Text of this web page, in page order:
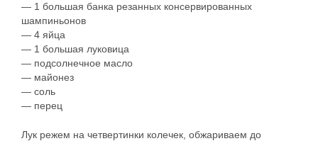
— 1 большая банка резанных консервированных
шампиньонов
— 4 яйца
— 1 большая луковица
— подсолнечное масло
— майонез
— соль
— перец
Лук режем на четвертинки колечек, обжариваем до